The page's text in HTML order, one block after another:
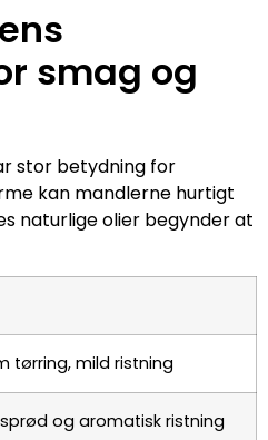
smag og
stor betydning for
kan mandlerne hurtigt
naturlige olier begynder at
tørring, mild ristning
sprød og aromatisk ristning